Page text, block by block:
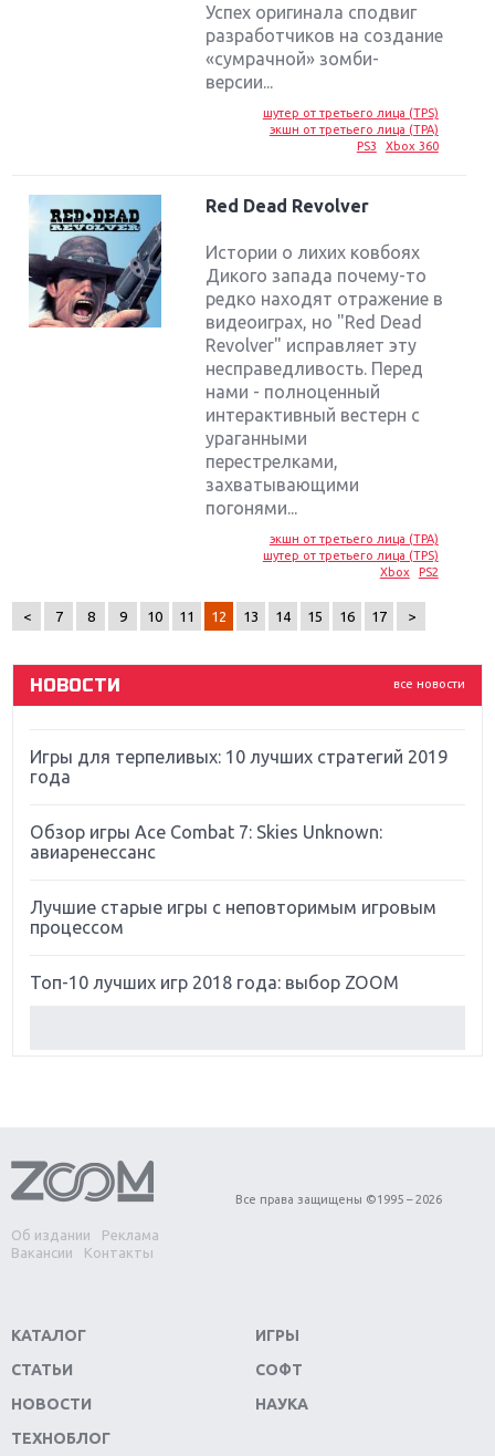
Успех оригинала сподвиг
разработчиков на создание
«сумрачной» зомби-
версии...
шутер от третьего лица (TPS)
экшн от третьего лица (TPA)
PS3
Xbox 360
Red Dead Revolver
Истории о лихих ковбоях
Дикого запада почему-то
редко находят отражение в
видеоиграх, но "Red Dead
Revolver" исправляет эту
несправедливость. Перед
нами - полноценный
интерактивный вестерн с
ураганными
перестрелками,
захватывающими
погонями...
экшн от третьего лица (TPA)
шутер от третьего лица (TPS)
Xbox
PS2
< 7 8 9 10 11 12 13 14 15 16 17 >
все новости
НОВОСТИ
Крупнейшие релизы мая: Nintendo, Microsoft и
Новинки для Nintendo Switch: Labo, South Park и
Far Cry 5: хвалить нельзя ругать
Игры для терпеливых: 10 лучших стратегий 2019
года
Обзор игры Ace Combat 7: Skies Unknown:
авиаренессанс
Лучшие старые игры с неповторимым игровым
процессом
Топ-10 лучших игр 2018 года: выбор ZOOM
Обзор игры Forza Horizon 4: вершина эволюции
Две важных новинки для консолей: Spider-Man и
Divinity Original Sin 2
Switch
Обзор игры The Crew 2: покорение Америки
Важнейшие анонсы E3 2018
Об издании
Реклама
Вакансии
Контакты
Все права защищены ©1995 – 2026
КАТАЛОГ
СТАТЬИ
НОВОСТИ
ТЕХНОБЛОГ
ИГРЫ
СОФТ
НАУКА